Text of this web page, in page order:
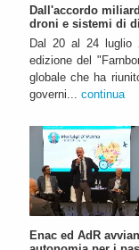
Dall'accordo
droni e sistemi di
Dal 20 al 24 luglio
edizione del
globale che ha
governi... continua
Enac ed AdR